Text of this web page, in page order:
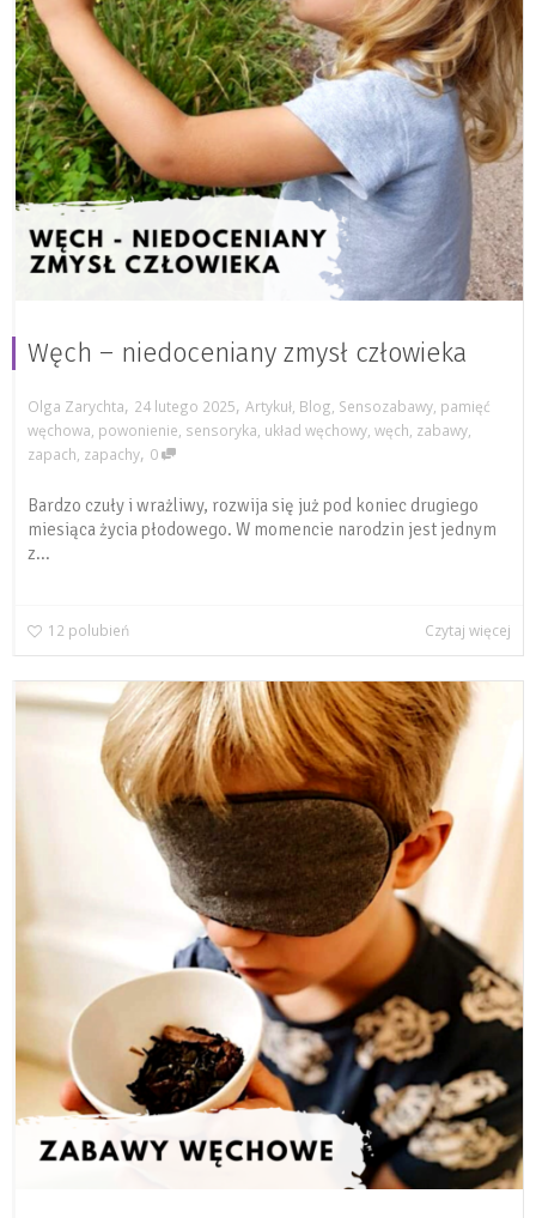
Węch – niedoceniany zmysł człowieka
Olga Zarychta, 24 lutego 2025, Artykuł Blog Sensozabawy pamięć
węchowa powonienie sensoryka układ węchowy węch zabawy
zapach zapachy, 0
Bardzo czuły i wrażliwy, rozwija się już pod koniec drugiego
miesiąca życia płodowego. W momencie narodzin jest jednym
z...
12 polubień Czytaj więcej